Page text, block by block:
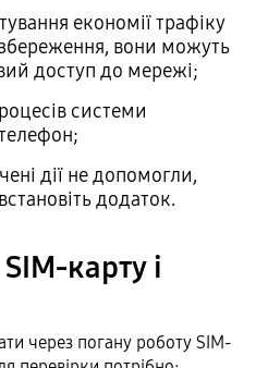
економії трафіку
вони можуть
доступ до мережі;
системи
дії не допомогли,
додаток.
карту і
через погану роботу SIM-